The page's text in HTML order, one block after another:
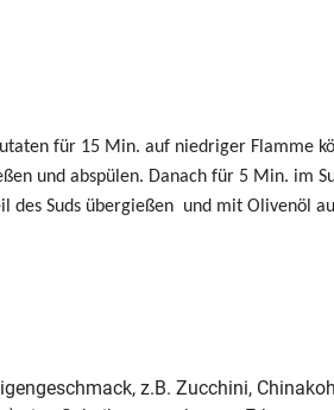
für 15 Min. auf niedriger Flamme
und abspülen. Danach für 5 Min. im
des Suds übergießen und mit Olivenöl
z.B. Zucchini,